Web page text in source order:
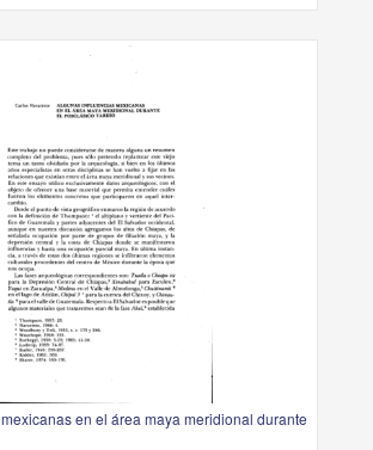
en el área maya meridional durante